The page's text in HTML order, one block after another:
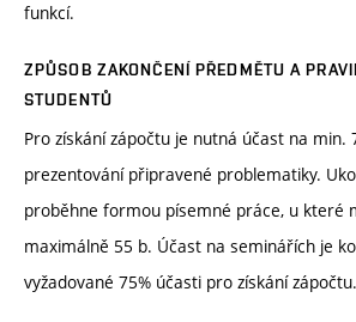
funkcí.
ZPŮSOB ZAKONČENÍ PŘEDMĚTU A
STUDENTŮ
Pro získání zápočtu je nutná účast na min.
prezentování připravené problematiky.
proběhne formou písemné práce, u které
maximálně 55 b. Účast na seminářích je
vyžadované 75% účasti pro získání zápočtu.